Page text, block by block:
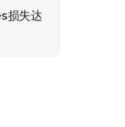
损失达